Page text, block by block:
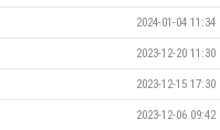
2024-01-04 11:34
2023-12-20 11:30
2023-12-15 17:30
2023-12-06 09:42